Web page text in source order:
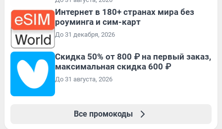
Интернет в 180+ странах мира без
роуминга и сим-карт
До 31 декабря, 2026
Скидка 50% от 800 ₽ на первый заказ,
максимальная скидка 600 ₽
До 31 августа, 2026
Все промокоды